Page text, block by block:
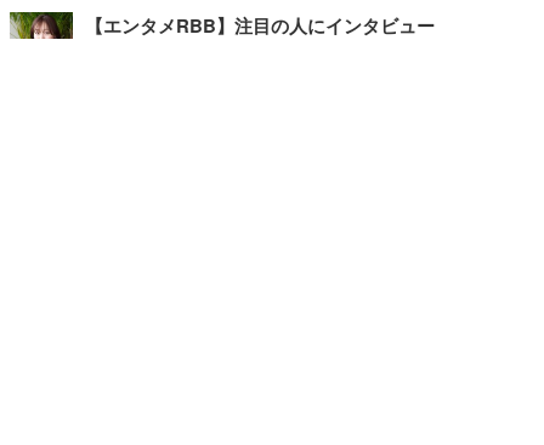
【エンタメRBB】注目の人にインタビュー